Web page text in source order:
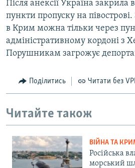
Після анексії Україна закрила
пункти пропуску на
в Крим можна тільки через
адміністративному кордоні з
Порушникам загрожує
Поділитись Читати без
Читайте також
ВІЙНА ТА
Російська
морський